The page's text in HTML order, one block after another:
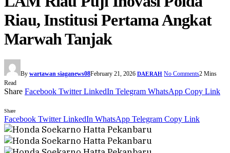
Riau, Institusi Pertama Angkat
Marwah Tanjak
By wartawan siaganews08February 21, 2026 DAERAH No Comments2 Mins
Read
Share Facebook Twitter LinkedIn Telegram WhatsApp Copy Link
Share
Facebook Twitter LinkedIn WhatsApp Telegram Copy Link